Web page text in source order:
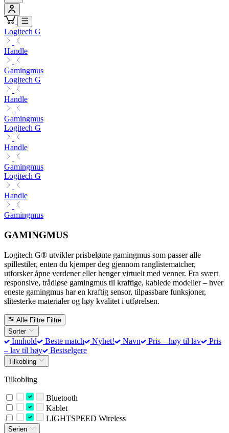
Logitech G
Handle
Gamingmus
Logitech G
Handle
Gamingmus
Logitech G
Handle
Gamingmus
Logitech G
Handle
Gamingmus
GAMINGMUS
Logitech G® utvikler prisbelønte gamingmus som passer alle
spillestiler, enten du kjemper deg gjennom ranglistematcher,
utforsker åpne verdener eller henger virtuelt med venner. Fra svært
responsive, trådløse gamingmus til kraftige, kablede modeller – hver
eneste gamingmus har en kraftig sensor, tilpassbare funksjoner,
slitesterke materialer og høy kvalitet i utførelsen.
Alle Filtre Filtre
Sorter
Innhold Beste match Nyhet! Navn Pris – høy til lav
Pris
– lav til høy
Bestselgere
Tilkobling
Tilkobling
Bluetooth
Kablet
LIGHTSPEED Wireless
Serien